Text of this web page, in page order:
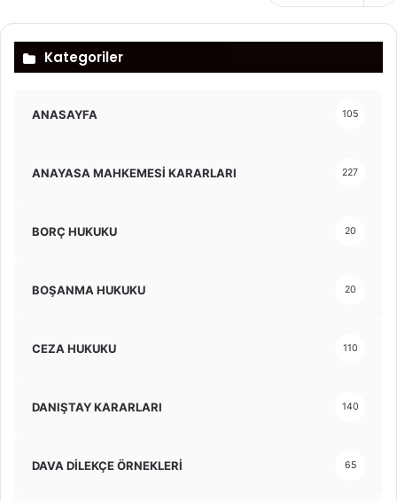
Kategoriler
ANASAYFA 105
ANAYASA MAHKEMESİ KARARLARI 227
BORÇ HUKUKU 20
BOŞANMA HUKUKU 20
CEZA HUKUKU 110
DANIŞTAY KARARLARI 140
DAVA DİLEKÇE ÖRNEKLERİ 65